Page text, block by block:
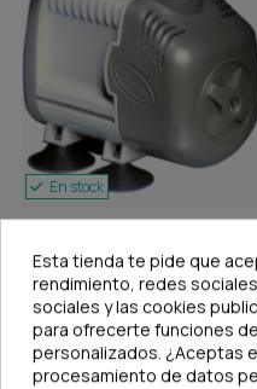
En stock
45,90 €
Añadir al carrito
Esta tienda te pide que
rendimiento, redes
sociales y las cookies
para ofrecerte funciones
personalizados. ¿Aceptas
procesamiento de datos